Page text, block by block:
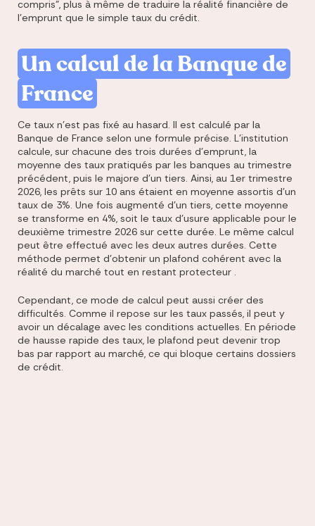
compris", plus à même de traduire la réalité financière de
l'emprunt que le simple taux du crédit.
Un calcul de la Banque de
France
Ce taux n'est pas fixé au hasard. Il est calculé par la
Banque de France selon une formule précise. L'institution
calcule, sur chacune des trois durées d'emprunt, la
moyenne des taux pratiqués par les banques au trimestre
précédent, puis le majore d'un tiers. Ainsi, au 1er trimestre
2026, les prêts sur 10 ans étaient en moyenne assortis d'un
taux de 3%. Une fois augmenté d'un tiers, cette moyenne
se transforme en 4%, soit le taux d'usure applicable pour le
deuxième trimestre 2026 sur cette durée. Le même calcul
peut être effectué avec les deux autres durées. Cette
méthode permet d'obtenir un plafond cohérent avec la
réalité du marché tout en restant protecteur .
Cependant, ce mode de calcul peut aussi créer des
difficultés. Comme il repose sur les taux passés, il peut y
avoir un décalage avec les conditions actuelles. En période
de hausse rapide des taux, le plafond peut devenir trop
bas par rapport au marché, ce qui bloque certains dossiers
de crédit.